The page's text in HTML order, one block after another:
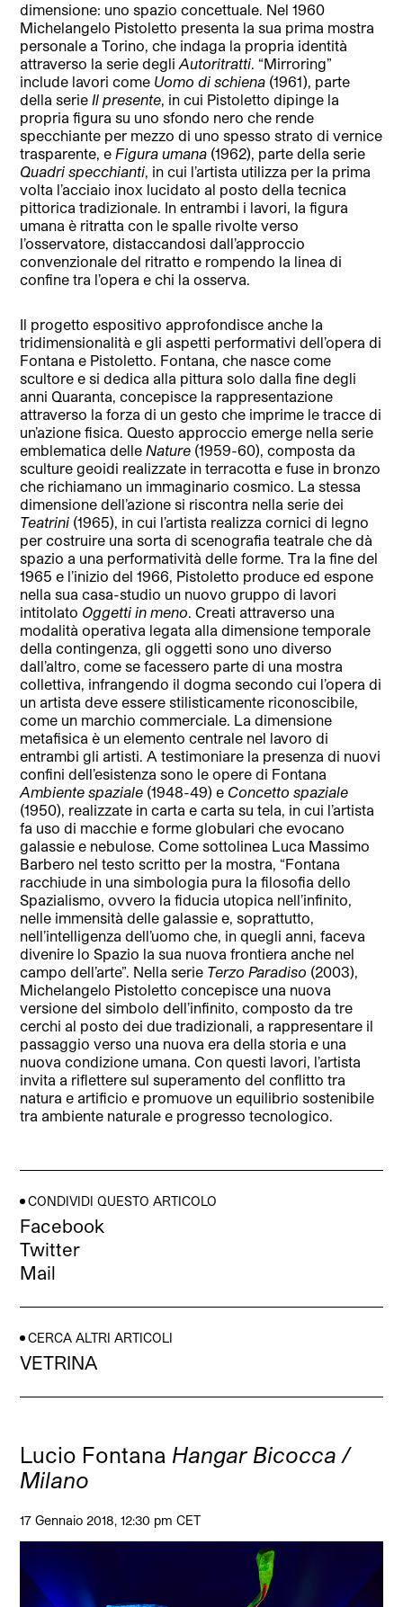
dimensione: uno spazio concettuale. Nel 1960
Michelangelo Pistoletto presenta la sua prima mostra
personale a Torino, che indaga la propria identità
attraverso la serie degliAutoritratti. “Mirroring”
include lavori come Uomo di schiena (1961), parte
della serieIl presente, in cui Pistoletto dipinge la
propria figura su uno sfondo nero che rende
specchiante per mezzo di uno spesso strato di vernice
trasparente, eFigura umana (1962), parte della serie
Quadri specchianti, in cui l’artista utilizza per la prima
volta l’acciaio inox lucidato al posto della tecnica
pittorica tradizionale. In entrambi i lavori, la figura
umana è ritratta con le spalle rivolte verso
l’osservatore, distaccandosi dall’approccio
convenzionale del ritratto e rompendo la linea di
confine tra l’opera e chi la osserva.
Il progetto espositivo approfondisce anche la
tridimensionalità e gli aspetti performativi dell’opera di
Fontana e Pistoletto. Fontana, che nasce come
scultore e si dedica alla pittura solo dalla fine degli
anni Quaranta, concepisce la rappresentazione
attraverso la forza di un gesto che imprime le tracce di
un’azione fisica. Questo approccio emerge nella serie
emblematica delleNature (1959-60), composta da
sculture geoidi realizzate in terracotta e fuse in bronzo
che richiamano un immaginario cosmico. La stessa
dimensione dell’azione si riscontra nella serie dei
Teatrini (1965), in cui l’artista realizza cornici di legno
per costruire una sorta di scenografia teatrale che dà
spazio a una performatività delle forme. Tra la fine del
1965 e l’inizio del 1966, Pistoletto produce ed espone
nella sua casa-studio un nuovo gruppo di lavori
intitolato Oggetti in meno. Creati attraverso una
modalità operativa legata alla dimensione temporale
della contingenza, gli oggetti sono uno diverso
dall’altro, come se facessero parte di una mostra
collettiva, infrangendo il dogma secondo cui l’opera di
un artista deve essere stilisticamente riconoscibile,
come un marchio commerciale. La dimensione
metafisica è un elemento centrale nel lavoro di
entrambi gli artisti. A testimoniare la presenza di nuovi
confini dell’esistenza sono le opere di Fontana
Ambiente spaziale (1948-49) e Concetto spaziale
(1950), realizzate in carta e carta su tela, in cui l’artista
fa uso di macchie e forme globulari che evocano
galassie e nebulose. Come sottolinea Luca Massimo
Barbero nel testo scritto per la mostra, “Fontana
racchiude in una simbologia pura la filosofia dello
Spazialismo, ovvero la fiducia utopica nell’infinito,
nelle immensità delle galassie e, soprattutto,
nell’intelligenza dell’uomo che, in quegli anni, faceva
divenire lo Spazio la sua nuova frontiera anche nel
campo dell’arte”. Nella serie Terzo Paradiso (2003),
Michelangelo Pistoletto concepisce una nuova
versione del simbolo dell’infinito, composto da tre
cerchi al posto dei due tradizionali, a rappresentare il
passaggio verso una nuova era della storia e una
nuova condizione umana. Con questi lavori, l’artista
invita a riflettere sul superamento del conflitto tra
natura e artificio e promuove un equilibrio sostenibile
tra ambiente naturale e progresso tecnologico.
CONDIVIDI QUESTO ARTICOLO
Facebook
Twitter
Mail
CERCA ALTRI ARTICOLI
VETRINA
Lucio Fontana Hangar Bicocca /
Milano
17 Gennaio 2018, 12:30 pm CET